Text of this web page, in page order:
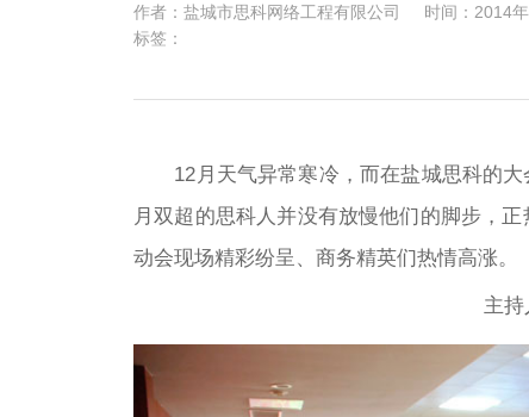
作者： 盐城市思科网络工程有限公司 时间： 2014
标签：
12月天气异常寒冷，而在盐城思科的大
月双超的思科人并没有放慢他们的脚步，
动会现场精彩纷呈、商务精英们热情高涨。
主持